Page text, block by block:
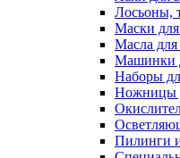
Лосьоны,
Маски
Масла для
Машинки
Наборы
Ножницы
Пилинги